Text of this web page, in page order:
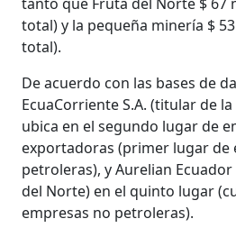
total) y la pequeña minería $
total).
De acuerdo con las bases de
EcuaCorriente S.A. (titular de
ubica en el segundo lugar de
exportadoras (primer lugar de
petroleras), y Aurelian
del Norte) en el quinto lugar
empresas no petroleras).